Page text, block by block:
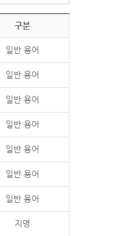
구분
일반 용어
일반 용어
일반 용어
일반 용어
일반 용어
일반 용어
일반 용어
지명